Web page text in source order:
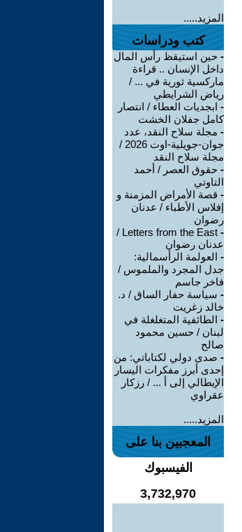
المزيد.....
كتب ودراسات
- حين استيقظ رأس المال
داخل الإنسان .. قراءة
ماركسية ثورية في ... /
رياض الشرايطي
- ابجديات العطاء / انتصار
كامل جفلان الخشت
- مجلة سلاح النقد، عدد
جوان-جويلية-اوت 2026 /
مجلة سلاح النقد
- حقوق العصر / أحمد
التاوتي
- قصة الأمراض المزمنة و
إفلاس الأطباء / عدنان
رضوان
-
Letters from the East /
عدنان رضوان
- العولمة الرأسمالية:
جدل المجرد والملموس /
فاخر جاسم
- سياسة حفار الساق / د.
خالد زغريت
- الطائفية المتغلغلة في
لبنان / حسين محمود
صالح
- صدى دولي لكتاباتي: من
إحدى أبرز مفكرات اليسار
الإيطالي إلى أ ... / رزكار
عقراوي
المزيد.....
المعجبين بنا على
الفيسبوك
3,732,970